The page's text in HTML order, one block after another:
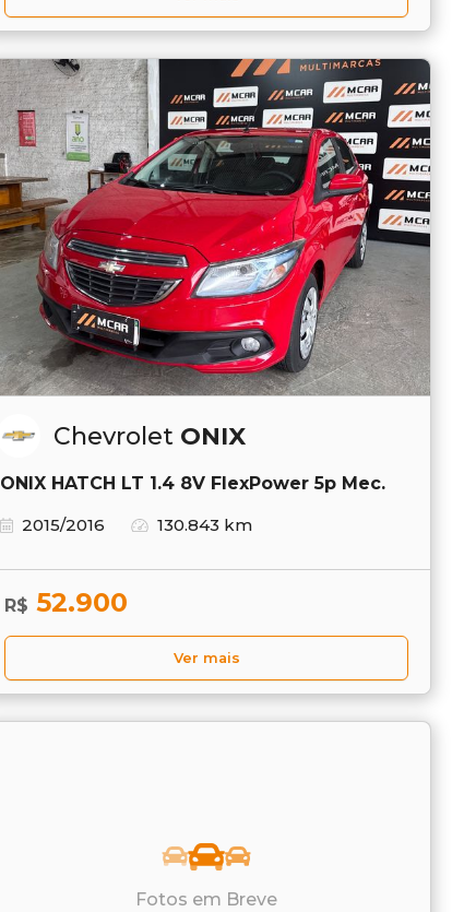
Chevrolet ONIX
ONIX HATCH LT 1.4 8V FlexPower 5p Mec.
2015/2016
130.843 km
R$ 52.900
Ver mais
Fotos em Breve